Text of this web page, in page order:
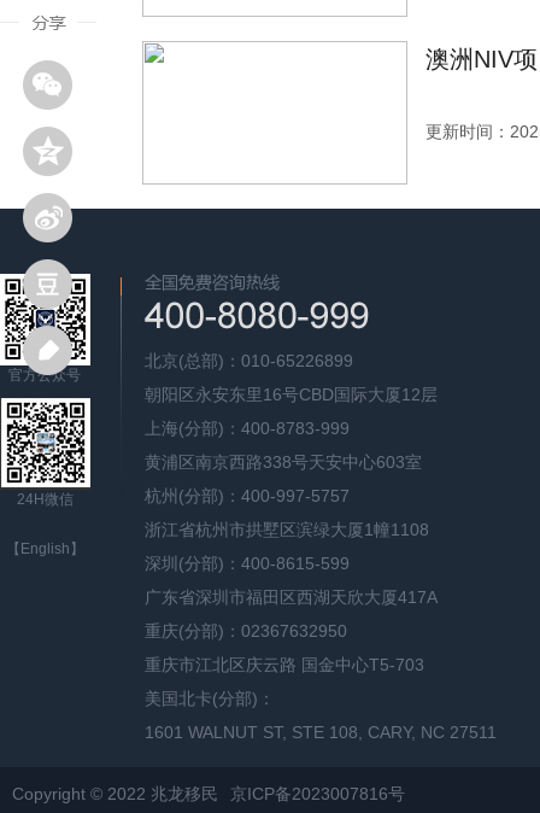
澳洲NIV
更新时间：
官方公众号
24H微信
【English】
北京(总部)：010-65226899
朝阳区永安东里16号CBD国际大厦12层
上海(分部)：400-8783-999
黄浦区南京西路338号天安中心603室
杭州(分部)：400-997-5757
浙江省杭州市拱墅区滨绿大厦1幢1108
深圳(分部)：400-8615-599
广东省深圳市福田区西湖天欣大厦417A
重庆(分部)：02367632950
重庆市江北区庆云路 国金中心T5-703
美国北卡(分部)：
1601 WALNUT ST, STE 108, CARY, NC 27511
Copyright © 2022 兆龙移民 京ICP备2023007816号